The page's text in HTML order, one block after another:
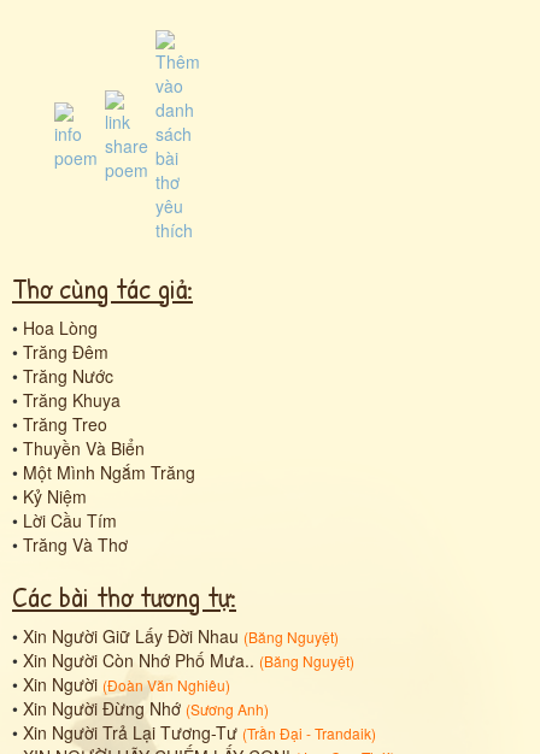
Thơ cùng tác giả:
• Hoa Lòng
• Trăng Đêm
• Trăng Nước
• Trăng Khuya
• Trăng Treo
• Thuyền Và Biển
• Một Mình Ngắm Trăng
• Kỷ Niệm
• Lời Cầu Tím
• Trăng Và Thơ
Các bài thơ tương tự:
• Xin Người Giữ Lấy Đời Nhau (Băng Nguyệt)
• Xin Người Còn Nhớ Phố Mưa.. (Băng Nguyệt)
• Xin Người (Đoàn Văn Nghiêu)
• Xin Người Đừng Nhớ (Sương Anh)
• Xin Người Trả Lại Tương-Tư (Trần Đại - Trandaik)